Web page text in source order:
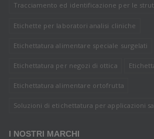
Tracciamento ed identificazione per le
Etichette per laboratori analisi cliniche
Etichettatura alimentare speciale surgelati
Etichettatura per negozi di ottica
Etichettatura alimentare ortofrutta
Soluzioni di etichettatura per applicazioni
I NOSTRI MARCHI